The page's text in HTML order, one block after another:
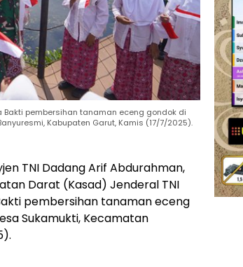
Bakti pembersihan tanaman eceng gondok di
Kabupaten Garut, Kamis (17/7/2025).
TNI Dadang Arif Abdurahman,
Darat (Kasad) Jenderal TNI
pembersihan tanaman eceng
Sukamukti, Kecamatan